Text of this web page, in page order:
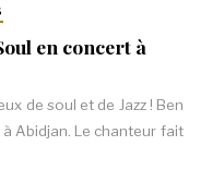
en concert à
de soul et de Jazz ! Ben
à Abidjan. Le chanteur fait